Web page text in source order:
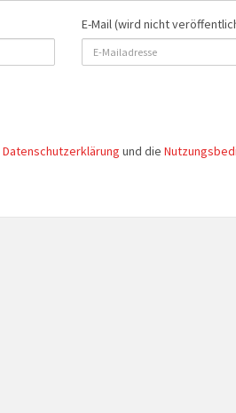
E-Mail (wird nicht
Datenschutzerklärung und die